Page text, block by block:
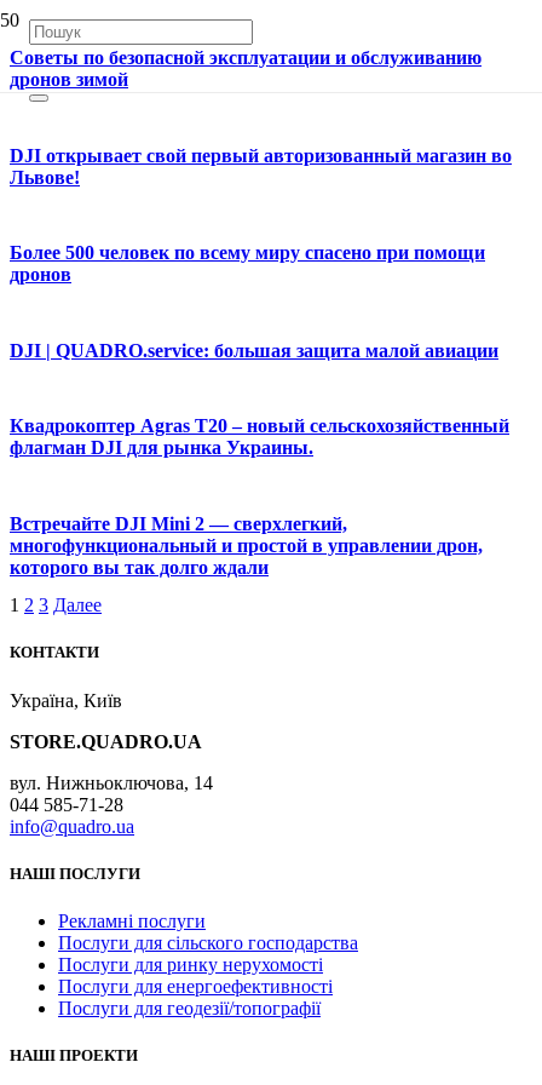
Советы по безопасной эксплуатации и обслуживанию
дронов зимой
DJI открывает свой первый авторизованный магазин во
Львове!
Более 500 человек по всему миру спасено при помощи
дронов
DJI | QUADRO.service: большая защита малой авиации
Квадрокоптер Agras T20 – новый сельскохозяйственный
флагман DJI для рынка Украины.
Встречайте DJI Mini 2 — сверхлегкий,
многофункциональный и простой в управлении дрон,
которого вы так долго ждали
1 2 3 Далее
КОНТАКТИ
Україна, Київ
STORE.QUADRO.UA
вул. Нижньоключова, 14
044 585-71-28
info@quadro.ua
НАШІ ПОСЛУГИ
Рекламні послуги
Послуги для сільского господарства
Послуги для ринку нерухомості
Послуги для енергоефективності
Послуги для геодезії/топографії
НАШІ ПРОЕКТИ